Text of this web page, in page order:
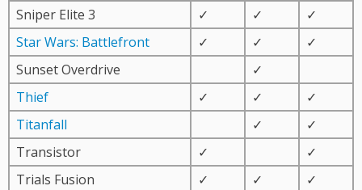
Sniper Elite 3
✓ ✓
✓
Star Wars: Battlefront
✓ ✓
✓
Sunset Overdrive
✓
Thief
✓ ✓
✓
Titanfall
✓
✓
Transistor
✓
✓
Trials Fusion
✓ ✓
✓